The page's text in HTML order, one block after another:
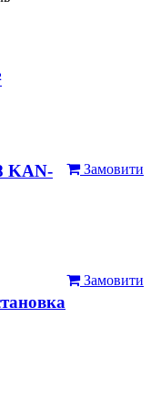
Замовити
KAN-
Замовити